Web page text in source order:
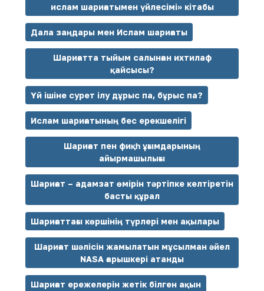
ислам шариғатымен үйлесімі» кітабы
Дала заңдары мен Ислам шариғаты
Шариғатта тыйым салынған ихтилаф
қайсысы?
Үй ішіне сурет ілу дұрыс па, бұрыс па?
Ислам шариғатының бес ерекшелігі
Шариғат пен фиқһ ұғымдарының
айырмашылығы
Шариғат – адамзат өмірін тәртіпке келтіретін
басты құрал
Шариғаттағы көршінің түрлері мен ақылары
Шариғат шәлісін жамылатын мұсылман әйел
NASA ғарышкері атанды
Шариғат ережелерін жетік білген ақын